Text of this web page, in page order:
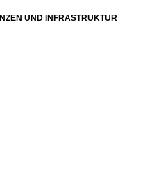
UND INFRASTRUKTUR